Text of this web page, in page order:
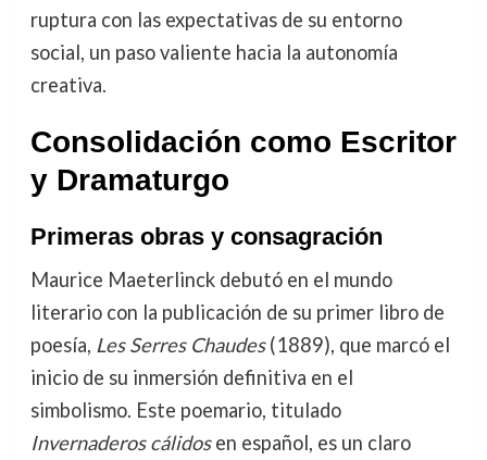
ruptura con las expectativas de su entorno
social, un paso valiente hacia la autonomía
creativa.
Consolidación como Escritor
y Dramaturgo
Primeras obras y consagración
Maurice Maeterlinck debutó en el mundo
literario con la publicación de su primer libro de
poesía, Les Serres Chaudes(1889), que marcó el
inicio de su inmersión definitiva en el
simbolismo. Este poemario, titulado
Invernaderos cálidosen español, es un claro